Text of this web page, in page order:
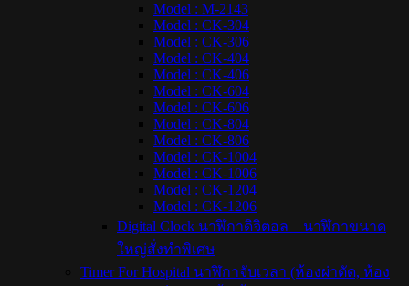
Model : M-2143
Model : CK-304
Model : CK-306
Model : CK-404
Model : CK-406
Model : CK-604
Model : CK-606
Model : CK-804
Model : CK-806
Model : CK-1004
Model : CK-1006
Model : CK-1204
Model : CK-1206
Digital Clock นาฬิกาดิจิตอล – นาฬิกาขนาด
ใหญ่สั่งทำพิเศษ
Timer For Hospital นาฬิกาจับเวลา (ห้องผ่าตัด, ห้อง